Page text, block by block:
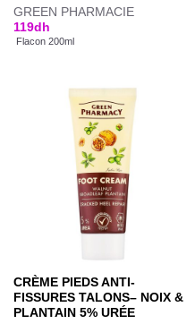
GREEN PHARMACIE
119dh
Flacon 200ml
CRÈME PIEDS ANTI-
FISSURES TALONS– NOIX &
PLANTAIN 5% URÉE